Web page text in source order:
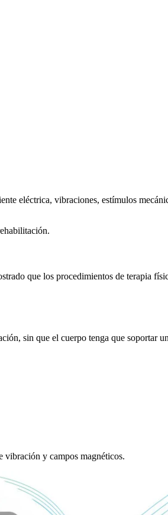
eléctrica, vibraciones, estímulos
que los procedimientos de terapia
sin que el cuerpo tenga que soportar
vibración y campos magnéticos.